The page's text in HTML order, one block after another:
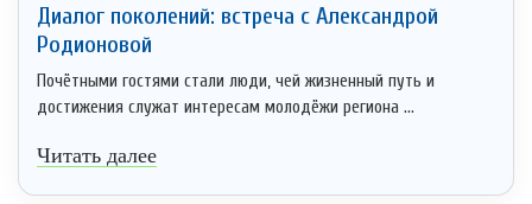
Диалог поколений: встреча с Александрой
Родионовой
Почётными гостями стали люди, чей жизненный путь и
достижения служат интересам молодёжи региона ...
Читать далее